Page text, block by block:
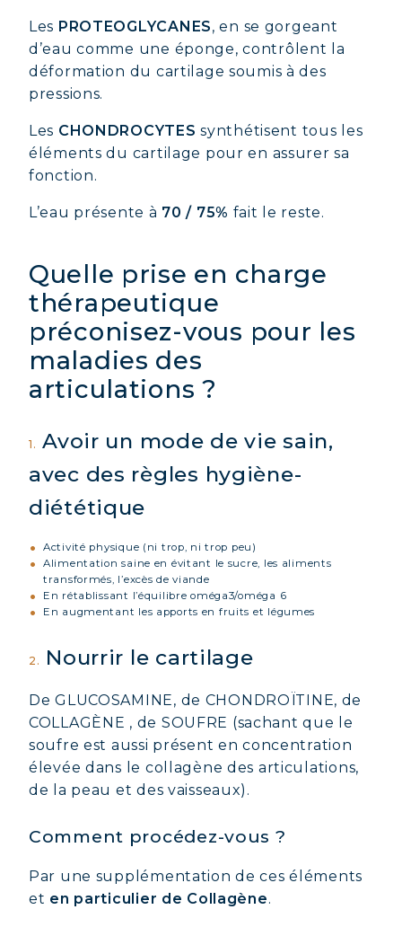
Les PROTEOGLYCANES, en se gorgeant
d’eau comme une éponge, contrôlent la
déformation du cartilage soumis à des
pressions.
Les CHONDROCYTES synthétisent tous les
éléments du cartilage pour en assurer sa
fonction.
L’eau présente à 70 / 75% fait le reste.
Quelle prise en charge
thérapeutique
préconisez-vous pour les
maladies des
articulations ?
1. Avoir un mode de vie sain,
avec des règles hygiène-
diététique
Activité physique (ni trop, ni trop peu)
Alimentation saine en évitant le sucre, les aliments
transformés, l’excès de viande
En rétablissant l’équilibre oméga3/oméga 6
En augmentant les apports en fruits et légumes
2. Nourrir le cartilage
De GLUCOSAMINE, de CHONDROÏTINE, de
COLLAGÈNE , de SOUFRE (sachant que le
soufre est aussi présent en concentration
élevée dans le collagène des articulations,
de la peau et des vaisseaux).
Comment procédez-vous ?
Par une supplémentation de ces éléments
et en particulier de Collagène.